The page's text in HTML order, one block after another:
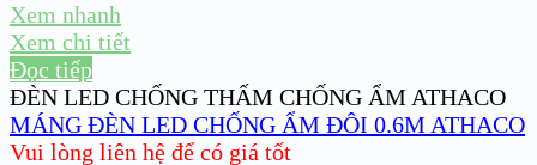
Xem nhanh
Xem chi tiết
Đọc tiếp
ĐÈN LED CHỐNG THẤM CHỐNG ẨM ATHACO
MÁNG ĐÈN LED CHỐNG ẨM ĐÔI 0.6M ATHACO
Vui lòng liên hệ để có giá tốt